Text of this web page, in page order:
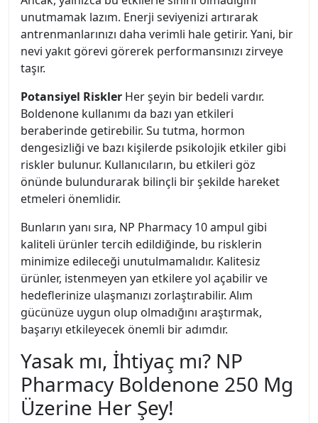
unutmamak lazım. Enerji seviyenizi artırarak
antrenmanlarınızı daha verimli hale getirir. Yani, bir
nevi yakıt görevi görerek performansınızı zirveye
taşır.
Potansiyel Riskler Her şeyin bir bedeli vardır.
Boldenone kullanımı da bazı yan etkileri
beraberinde getirebilir. Su tutma, hormon
dengesizliği ve bazı kişilerde psikolojik etkiler gibi
riskler bulunur. Kullanıcıların, bu etkileri göz
önünde bulundurarak bilinçli bir şekilde hareket
etmeleri önemlidir.
Bunların yanı sıra, NP Pharmacy 10 ampul gibi
kaliteli ürünler tercih edildiğinde, bu risklerin
minimize edileceği unutulmamalıdır. Kalitesiz
ürünler, istenmeyen yan etkilere yol açabilir ve
hedeflerinize ulaşmanızı zorlaştırabilir. Alım
gücünüze uygun olup olmadığını araştırmak,
başarıyı etkileyecek önemli bir adımdır.
Yasak mı, İhtiyaç mı? NP
Pharmacy Boldenone 250 Mg
Üzerine Her Şey!